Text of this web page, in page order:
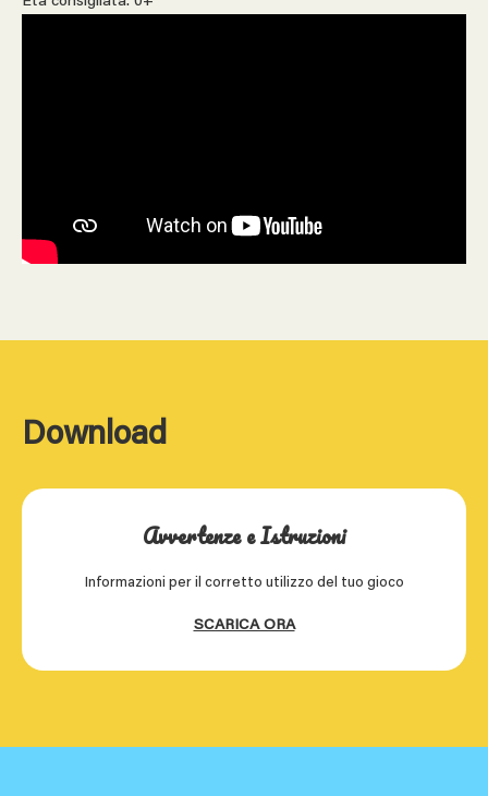
Download
Avvertenze e Istruzioni
Informazioni per il corretto utilizzo del tuo gioco
SCARICA ORA